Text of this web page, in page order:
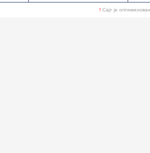
! Сајт је